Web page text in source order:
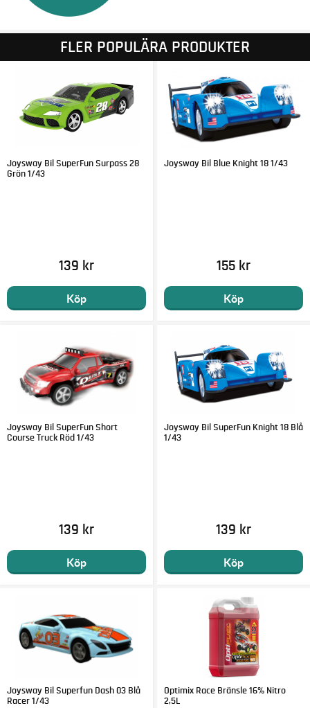
FLER POPULÄRA PRODUKTER
Joysway Bil SuperFun Surpass 28
Grön 1/43
139 kr
Köp
Joysway Bil Blue Knight 18 1/43
155 kr
Köp
Joysway Bil SuperFun Short
Course Truck Röd 1/43
139 kr
Köp
Joysway Bil SuperFun Knight 18 Blå
1/43
139 kr
Köp
Joysway Bil Superfun Dash 03 Blå
Racer 1/43
Optimix Race Bränsle 16% Nitro
2,5L